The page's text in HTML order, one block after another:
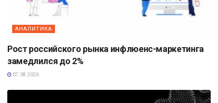
АНАЛИТИКА
Рост российского рынка инфлюенс-маркетинга
замедлился до 2%
07.08.2026